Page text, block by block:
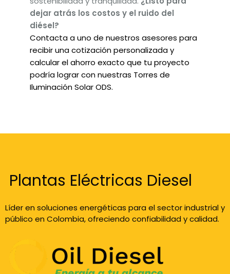
dejar atrás los costos y el ruido del
diésel?
Contacta a uno de nuestros asesores para
recibir una cotización personalizada y
calcular el ahorro exacto que tu proyecto
podría lograr con nuestras Torres de
Iluminación Solar ODS.
Plantas Eléctricas Diesel
Líder en soluciones energéticas para el sector industrial y
público en Colombia, ofreciendo confiabilidad y calidad.